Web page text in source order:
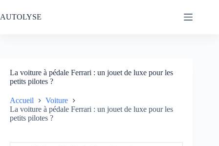
au
contenu
AUTOLYSE
La voiture à pédale Ferrari : un jouet de luxe pour les
petits pilotes ?
Accueil
Voiture
La voiture à pédale Ferrari : un jouet de luxe pour les
petits pilotes ?